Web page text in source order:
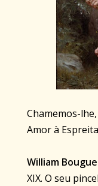
Chamemos-
Amor à
William
XIX. O seu